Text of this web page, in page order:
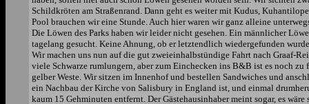
Schildkröten am Straßenrand. Dann geht es weiter mit Kudus,
Pool brauchen wir eine Stunde. Auch hier waren wir ganz alleine
Die Löwen des Parks haben wir leider nicht gesehen. Ein männlicher
tagelang gesucht. Keine Ahnung, ob er letztendlich wiedergefunden
Wir machen uns nun auf die gut zweieinhalbstündige Fahrt nach Graaf-
viele Schwarze rumlungern, aber zum Einchecken ins B&B ist es noch
gelber Weste. Wir sitzen im Innenhof und bestellen Sandwiches und
ein Nachbau der Kirche von Salisbury in England ist, und einmal
kaum 15 Gehminuten entfernt. Der Gästehausinhaber meint sogar, es